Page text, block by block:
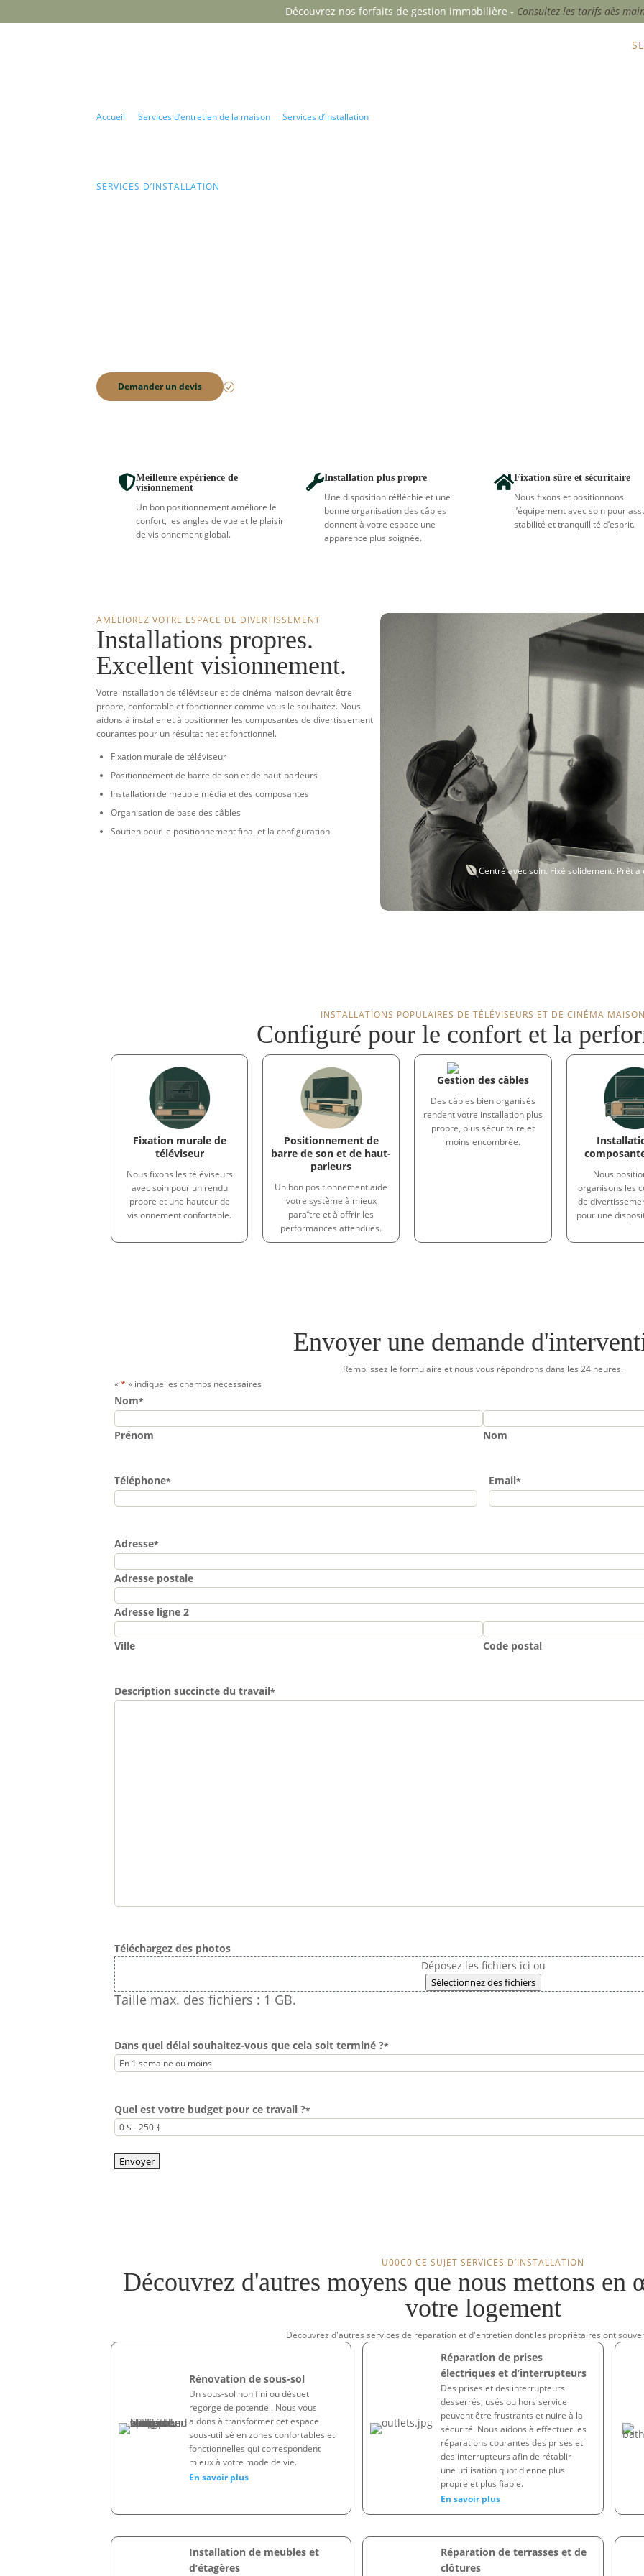
Découvrez nos forfaits de gestion immobilière - Consultez les tarifs dès
Accueil Services d’entretien de la maison
Services d’installation
SERVICES D’INSTALLATION
Demander un devis R
Meilleure expérience de
visionnement
Un bon positionnement améliore le
confort, les angles de vue et le plaisir
de visionnement global.
Installation plus propre
Une disposition réfléchie et une
bonne organisation des câbles
donnent à votre espace une
apparence plus soignée.
Fixation sûre et sécuritaire
Nous fixons et positionnons
l’équipement avec soin pour
stabilité et tranquillité d’esprit.
AMÉLIOREZ VOTRE ESPACE DE DIVERTISSEMENT
Installations propres.
Excellent visionnement.
Votre installation de téléviseur et de cinéma maison devrait être
propre, confortable et fonctionner comme vous le souhaitez. Nous
aidons à installer et à positionner les composantes de divertissement
courantes pour un résultat net et fonctionnel.
Fixation murale de téléviseur
Positionnement de barre de son et de haut-parleurs
Installation de meuble média et des composantes
Organisation de base des câbles
Soutien pour le positionnement final et la configuration
Centré avec soin. Fixé solidement. Prêt
INSTALLATIONS POPULAIRES DE TÉLÉVISEURS ET DE CINÉMA
Configuré pour le confort et la
Fixation murale de
téléviseur
Nous fixons les téléviseurs
avec soin pour un rendu
propre et une hauteur de
visionnement confortable.
Positionnement de
barre de son et de haut-
parleurs
Un bon positionnement aide
votre système à mieux
paraître et à offrir les
performances attendues.
Gestion des câbles
Des câbles bien organisés
rendent votre installation plus
propre, plus sécuritaire et
moins encombrée.
Nous
organisons les
de
pour une
Envoyer une demande
Remplissez le formulaire et nous vous répondrons dans les 24 heures.
«* » indique les champs nécessaires
Nom*
Prénom Nom
Téléphone* Email*
Adresse*
Adresse postale
Adresse ligne 2
Ville Code postal
Description succincte du travail*
Téléchargez des photos
Déposez les fichiers ici ou
Sélectionnez des fichiers
Taille max. des fichiers : 1 GB.
Dans quel délai souhaitez-vous que cela soit terminé ?*
Quel est votre budget pour ce travail ?*
Envoyer
U00C0 CE SUJET SERVICES D’INSTALLATION
Découvrez d'autres moyens que nous mettons en
votre logement
Découvrez d'autres services de réparation et d'entretien dont les propriétaires ont
Rénovation de sous-sol
Un sous-sol non fini ou désuet
regorge de potentiel. Nous vous
aidons à transformer cet espace
sous-utilisé en zones confortables et
fonctionnelles qui correspondent
mieux à votre mode de vie.
En savoir plus
Réparation de prises
électriques et d’interrupteurs
Des prises et des interrupteurs
desserrés, usés ou hors service
peuvent être frustrants et nuire à la
sécurité. Nous aidons à effectuer les
réparations courantes des prises et
des interrupteurs afin de rétablir
une utilisation quotidienne plus
propre et plus fiable.
En savoir plus
Installation de meubles et
d’étagères
Réparation de terrasses et de
clôtures